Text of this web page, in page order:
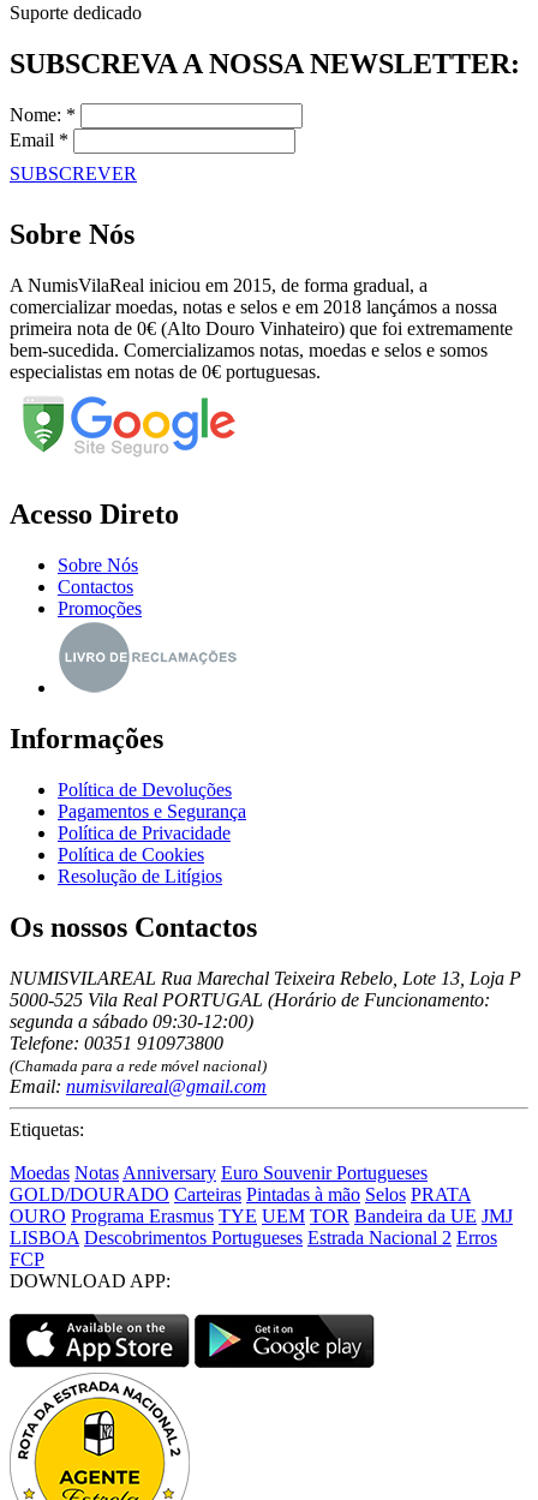
Suporte dedicado
SUBSCREVA A NOSSA NEWSLETTER:
Nome: *
Email *
SUBSCREVER
Sobre Nós
A NumisVilaReal iniciou em 2015, de forma gradual, a
comercializar moedas, notas e selos e em 2018 lançámos a nossa
primeira nota de 0€ (Alto Douro Vinhateiro) que foi extremamente
bem-sucedida. Comercializamos notas, moedas e selos e somos
especialistas em notas de 0€ portuguesas.
Acesso Direto
Sobre Nós
Contactos
Promoções
Informações
Política de Devoluções
Pagamentos e Segurança
Política de Privacidade
Política de Cookies
Resolução de Litígios
Os nossos Contactos
NUMISVILAREAL Rua Marechal Teixeira Rebelo, Lote 13, Loja P
5000-525 Vila Real PORTUGAL (Horário de Funcionamento:
segunda a sábado 09:30-12:00)
Telefone: 00351 910973800
(Chamada para a rede móvel nacional)
Email: numisvilareal@gmail.com
Etiquetas:
Moedas Notas Anniversary Euro Souvenir Portugueses
GOLD/DOURADO Carteiras Pintadas à mão Selos PRATA
OURO Programa Erasmus TYE UEM TOR Bandeira da UE JMJ
LISBOA Descobrimentos Portugueses Estrada Nacional 2 Erros
FCP
DOWNLOAD APP: